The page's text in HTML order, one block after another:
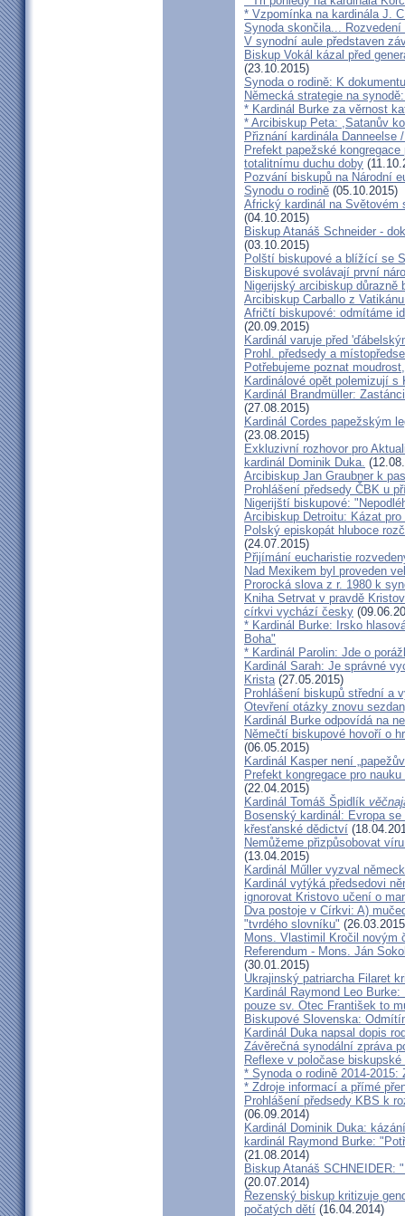
* Vzpomínka na kardinála J.
Synoda skončila...
V synodní aule představen
Biskup Vokál kázal před
(23.10.2015)
Synoda o rodině: K
Německá strategie na
* Kardinál Burke za věrnost
* Arcibiskup Peta: ,Satanův
Přiznání kardinála Danneelse
Prefekt papežské
totalitnímu duchu doby
Pozvání biskupů na Národní
Synodu o rodině (05.10.2015)
Africký kardinál na Světovém
(04.10.2015)
Biskup Atanáš Schneider -
(03.10.2015)
Polští biskupové a blížící se
Biskupové svolávají první
Nigerijský arcibiskup důrazně
Arcibiskup Carballo z
Afričtí biskupové: odmítáme
(20.09.2015)
Kardinál varuje před
Prohl. předsedy a
Potřebujeme poznat
Kardinálové opět polemizují
Kardinál Brandmüller:
(27.08.2015)
Kardinál Cordes papežským
(23.08.2015)
Exkluzivní rozhovor pro
kardinál Dominik Duka.
Arcibiskup Jan Graubner k
Prohlášení předsedy ČBK u
Nigerijští biskupové:
Arcibiskup Detroitu: Kázat
Polský episkopát hluboce
(24.07.2015)
Přijímání eucharistie
Nad Mexikem byl proveden
Prorocká slova z r. 1980 k
Kniha Setrvat v pravdě
církvi vychází česky
* Kardinál Burke: Irsko
Boha"
* Kardinál Parolin: Jde o
Kardinál Sarah: Je správné
Krista(27.05.2015)
Prohlášení biskupů střední a
Otevření otázky znovu
Kardinál Burke odpovídá na
Němečtí biskupové hovoří o
(06.05.2015)
Kardinál Kasper není
Prefekt kongregace pro
(22.04.2015)
Kardinál Tomáš Špidlík
Bosenský kardinál: Evropa
křesťanské dědictví
Nemůžeme přizpůsobovat
(13.04.2015)
Kardinál Műller vyzval
Kardinál vytýká předsedovi
ignorovat Kristovo učení o
Dva postoje v Církvi: A)
"tvrdého slovníku"
Mons. Vlastimil Kročil novým
Referendum - Mons. Ján
(30.01.2015)
Ukrajinský patriarcha Filaret
Kardinál Raymond Leo
pouze sv. Otec František to
Biskupové Slovenska:
Kardinál Duka napsal dopis
Závěrečná synodální zpráva
Reflexe v poločase
* Synoda o rodině 2014-2015:
* Zdroje informací a přímé
Prohlášení předsedy KBS k
(06.09.2014)
Kardinál Dominik Duka:
kardinál Raymond Burke:
(21.08.2014)
Biskup Atanáš
(20.07.2014)
Řezenský biskup kritizuje
počatých dětí (16.04.2014)